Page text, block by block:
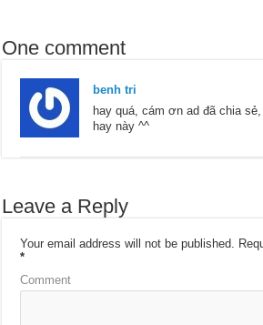
One comment
benh tri
hay quá, cám ơn ad đã chia
hay này ^^
Leave a Reply
Your email address will not be published.
*
Comment